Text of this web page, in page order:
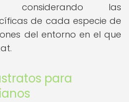
considerando las
de cada especie de
del entorno en el que
para